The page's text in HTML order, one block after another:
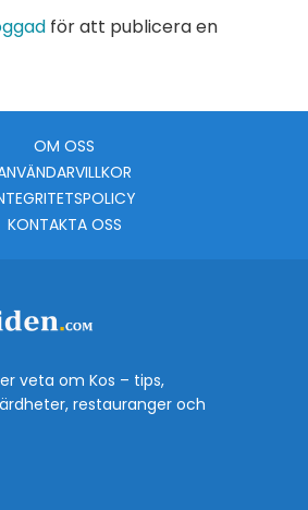
för att publicera en
OM OSS
KONTAKTA OSS
veta om Kos – tips,
restauranger och